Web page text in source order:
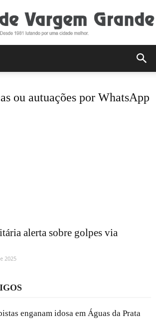
ou autuações por WhatsApp
alerta sobre golpes via
2025
enganam idosa em Águas da Prata